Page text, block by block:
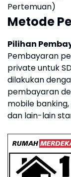
Pertemuan)
Metode
Pilihan
Pembayaran
private untuk
dilakukan
pembayaran
mobile
dan lain-lain